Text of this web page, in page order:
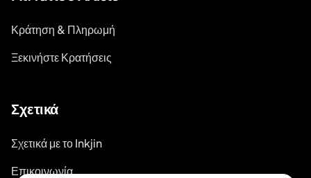
Κράτηση & Πληρωμή
Ξεκινήστε Κρατήσεις
Σχετικά
Σχετικά με το Inkjin
Επικοινωνία